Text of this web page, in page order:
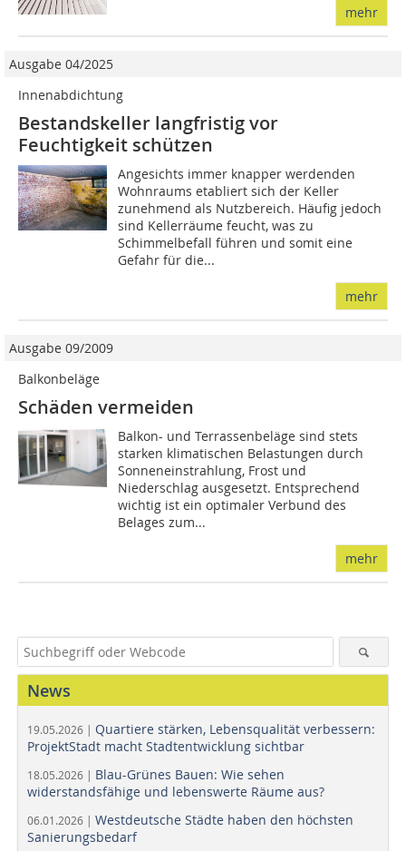
mehr
Ausgabe 04/2025
Innenabdichtung
Bestandskeller langfristig vor
Feuchtigkeit schützen
Angesichts immer knapper werdenden
Wohnraums etabliert sich der Keller
zunehmend als Nutzbereich. Häufig jedoch
sind Kellerräume feucht, was zu
Schimmelbefall führen und somit eine
Gefahr für die...
mehr
Ausgabe 09/2009
Balkonbeläge
Schäden vermeiden
Balkon- und Terrassenbeläge sind stets
starken klimatischen Belastungen durch
Sonneneinstrahlung, Frost und
Niederschlag ausgesetzt. Entsprechend
wichtig ist ein optimaler Verbund des
Belages zum...
mehr
News
19.05.2026 | Quartiere stärken, Lebensqualität verbessern:
ProjektStadt macht Stadtentwicklung sichtbar
18.05.2026 | Blau-Grünes Bauen: Wie sehen
widerstandsfähige und lebenswerte Räume aus?
06.01.2026 | Westdeutsche Städte haben den höchsten
Sanierungsbedarf